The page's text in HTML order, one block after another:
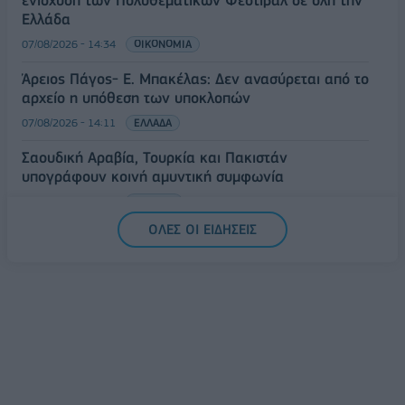
Ελλάδα
07/08/2026 - 14:34 ΟΙΚΟΝΟΜΙΑ
Άρειος Πάγος- Ε. Μπακέλας: Δεν ανασύρεται από το
αρχείο η υπόθεση των υποκλοπών
07/08/2026 - 14:11 ΕΛΛΑΔΑ
Σαουδική Αραβία, Τουρκία και Πακιστάν
υπογράφουν κοινή αμυντική συμφωνία
ΟΛΕΣ ΟΙ ΕΙΔΗΣΕΙΣ